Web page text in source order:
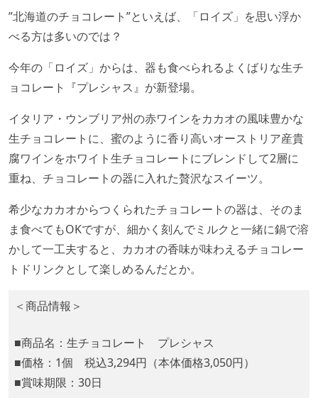
”北海道のチョコレート”といえば、「ロイズ」を思い浮か
べる方は多いのでは？
今年の「ロイズ」からは、器も食べられるよくばりな生チ
ョコレート『プレシャス』が新登場。
イタリア・ウンブリア州の赤ワインをカカオの風味豊かな
生チョコレートに、蜜のように香り高いオーストリア産貴
腐ワインをホワイト生チョコレートにブレンドして2層に
重ね、チョコレートの器に入れた贅沢なスイーツ。
希少なカカオからつくられたチョコレートの器は、そのま
ま食べてもOKですが、細かく刻んでミルクと一緒に鍋で溶
かして一工夫すると、カカオの香味が味わえるチョコレー
トドリンクとして楽しめるんだとか。
＜商品情報＞
■商品名：生チョコレート プレシャス
■価格：1個 税込3,294円（本体価格3,050円）
■賞味期限：30日